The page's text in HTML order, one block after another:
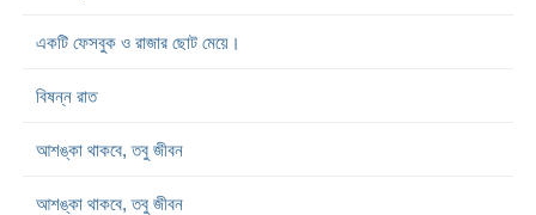
একটি ফেসবুক ও রাজার ছোট মেয়ে।
বিষন্ন রাত
আশঙ্কা থাকবে, তবু জীবন
আশঙ্কা থাকবে, তবু জীবন